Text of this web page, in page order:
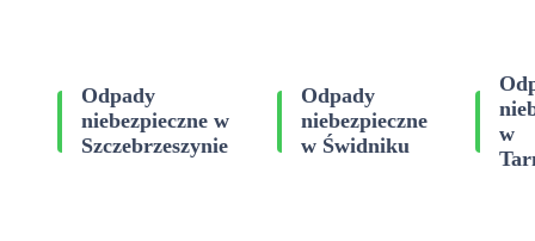
Odpady
niebezpieczne w
Szczebrzeszynie
Odpady
niebezpieczne
w Świdniku
w